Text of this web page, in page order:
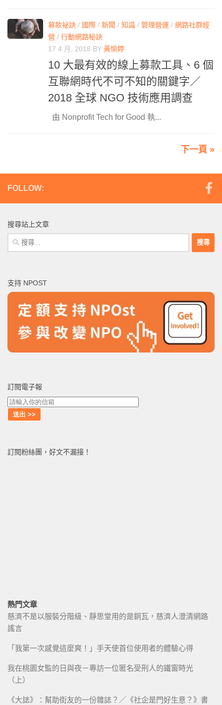
募款祕訣 / 國際 / 新聞 / 知識 / 管理營運 / 網路社群經
營 / 行動網路秘訣
17 4 月, 2018 BY 黃愉婷
10 大最有效的線上募款工具、6 個
互聯網時代不可不知的關鍵字／
2018 全球 NGO 技術應用調查
由 Nonprofit Tech for Good 執...
下一頁 »
FOLLOW:
搜尋站上文章
搜
尋
字:
支持 NPOST
訂閱電子報
訂閱粉絲團，好文不漏接！
熱門文章
慈濟不是以服裝分階級、靜思堂用的是銅瓦，慈濟人澄清網路
謠言
「我第一次感覺這麼爽！」手天使首位使用者的體驗心得
我在桃園女監的日與夜－專訪一位匿名受刑人的鐵窗時光
（上）
《大誌》：幫助街友的一份雜誌？／《社企是門好生意？》書